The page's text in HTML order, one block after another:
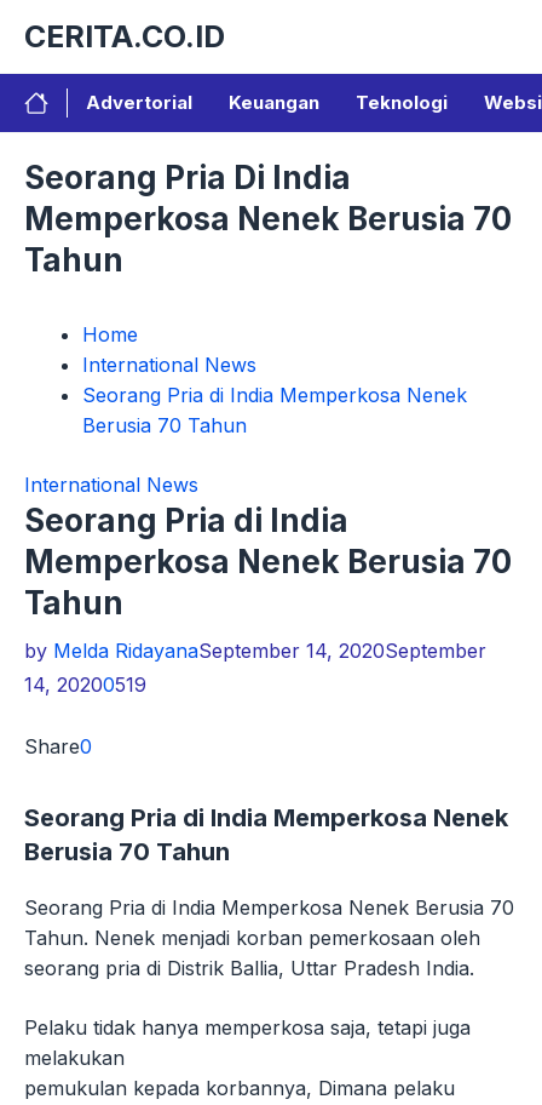
isi
CERITA.CO.ID
Advertorial Keuangan Teknologi
Seorang Pria Di India
Memperkosa Nenek Berusia 70
Tahun
Home
International News
Seorang Pria di India Memperkosa Nenek
Berusia 70 Tahun
International News
Seorang Pria di India
Memperkosa Nenek Berusia 70
Tahun
by Melda RidayanaSeptember 14, 2020September
14, 20200519
Share0
Seorang Pria di India Memperkosa Nenek
Berusia 70 Tahun
Seorang Pria di India Memperkosa Nenek Berusia 70
Tahun. Nenek menjadi korban pemerkosaan oleh
seorang pria di Distrik Ballia, Uttar Pradesh India.
Pelaku tidak hanya memperkosa saja, tetapi juga
melakukan
pemukulan kepada korbannya, Dimana pelaku